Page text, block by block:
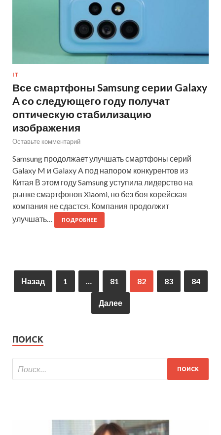
IT
Все смартфоны Samsung серии Galaxy
A со следующего году получат
оптическую стабилизацию
изображения
Оставьте комментарий
Samsung продолжает улучшать смартфоны серий
Galaxy M и Galaxy A под напором конкурентов из
Китая В этом году Samsung уступила лидерство на
рынке смартфонов Xiaomi, но без боя корейская
компания не сдастся. Компания продолжит
улучшать…
ПОДРОБНЕЕ
Назад 1 … 81 82 83 84
Далее
ПОИСК